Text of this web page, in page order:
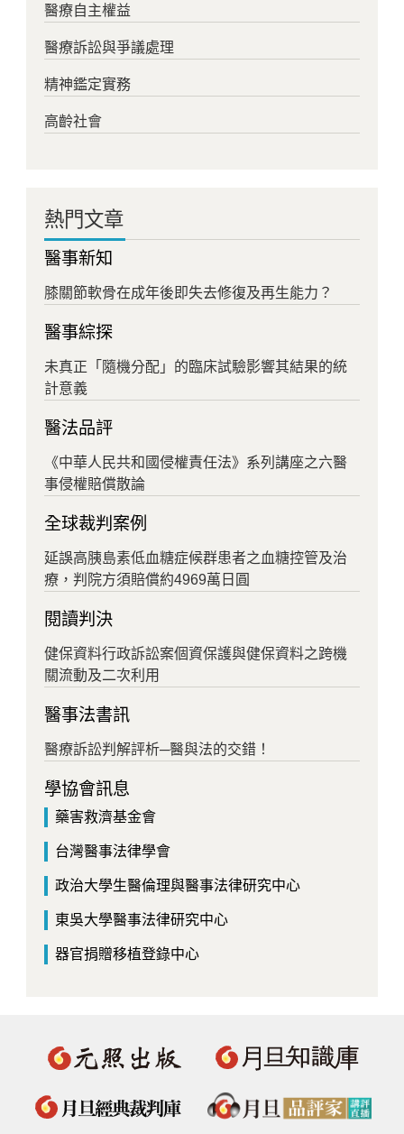
醫療自主權益
醫療訴訟與爭議處理
精神鑑定實務
高齡社會
熱門文章
醫事新知
膝關節軟骨在成年後即失去修復及再生能力？
醫事綜探
未真正「隨機分配」的臨床試驗影響其結果的統
計意義
醫法品評
《中華人民共和國侵權責任法》系列講座之六醫
事侵權賠償散論
全球裁判案例
延誤高胰島素低血糖症候群患者之血糖控管及治
療，判院方須賠償約4969萬日圓
閱讀判決
健保資料行政訴訟案個資保護與健保資料之跨機
關流動及二次利用
醫事法書訊
醫療訴訟判解評析─醫與法的交錯！
學協會訊息
藥害救濟基金會
台灣醫事法律學會
政治大學生醫倫理與醫事法律研究中心
東吳大學醫事法律研究中心
器官捐贈移植登錄中心